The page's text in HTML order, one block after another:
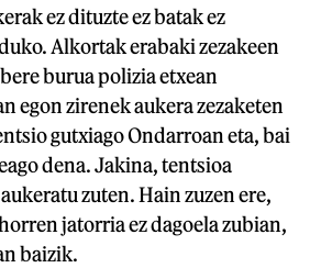
ez dituzte ez batak ez
Alkortak erabaki zezakeen
burua polizia etxean
egon zirenek aukera zezaketen
gutxiago Ondarroan eta, bai
dena. Jakina, tentsioa
zuten. Hain zuzen ere,
jatorria ez dagoela zubian,
baizik.